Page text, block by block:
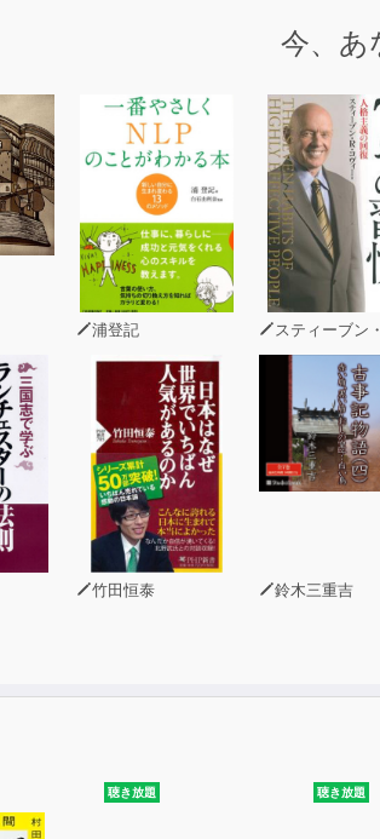
もの Kukutana Mchawi（ククタナ ム
査で疲れ果てた晩、微睡みの中で不意
か視えない木。いつしかそれも忘れか
シェタニ ワナクジャ （ジャパニ））
て立ち会っていた手術中に突然倒れた
術師としても人間としても尊敬してい
（クワ ムガンガ）
アで出遭ったムスリムの呪術師が作っ
今、あ
浦登記 スティーブン・R・コヴ
竹田恒泰 鈴木三重吉
聴き放題 聴き放題